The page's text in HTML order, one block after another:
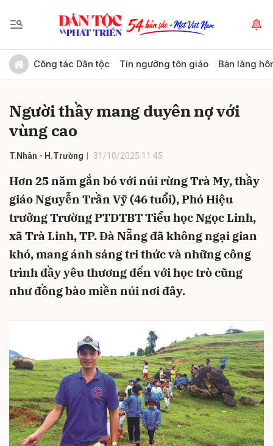
Công tác Dân tộc Tín ngưỡng tôn giáo Bản làng
Người thầy mang duyên nợ với
vùng cao
T.Nhân - H.Trường 31/10/2025 11:45
Hơn 25 năm gắn bó với núi rừng Trà My, thầy
giáo Nguyễn Trần Vỹ (46 tuổi), Phó Hiệu
trưởng Trường PTDTBT Tiểu học Ngọc Linh,
xã Trà Linh, TP. Đà Nẵng đã không ngại gian
khó, mang ánh sáng tri thức và những công
trình đầy yêu thương đến với học trò cũng
như đồng bào miền núi nơi đây.
Gửi bình luận
Hủy Gửi